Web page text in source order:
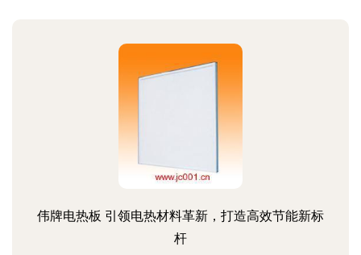
伟牌电热板 引领电热材料革新，打造高效节能新标
杆